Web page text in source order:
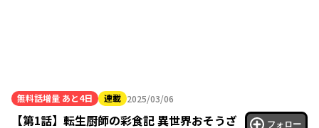
無料話増量 あと4日 連載 2025/03/06
2025年03月06日
【第1話】 転生厨師の彩食記 異世界おそうざ
フォロー